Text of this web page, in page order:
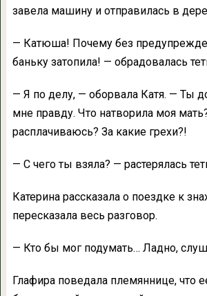
завела машину и отправилась в
— Катюша! Почему без
баньку затопила! — обрадовалась
— Я по делу, — оборвала Катя. — Ты
мне правду. Что натворила моя
расплачиваюсь? За какие грехи?!
— С чего ты взяла? — растерялась
Катерина рассказала о поездке к
пересказала весь разговор.
— Кто бы мог подумать… Ладно,
Глафира поведала племяннице, что